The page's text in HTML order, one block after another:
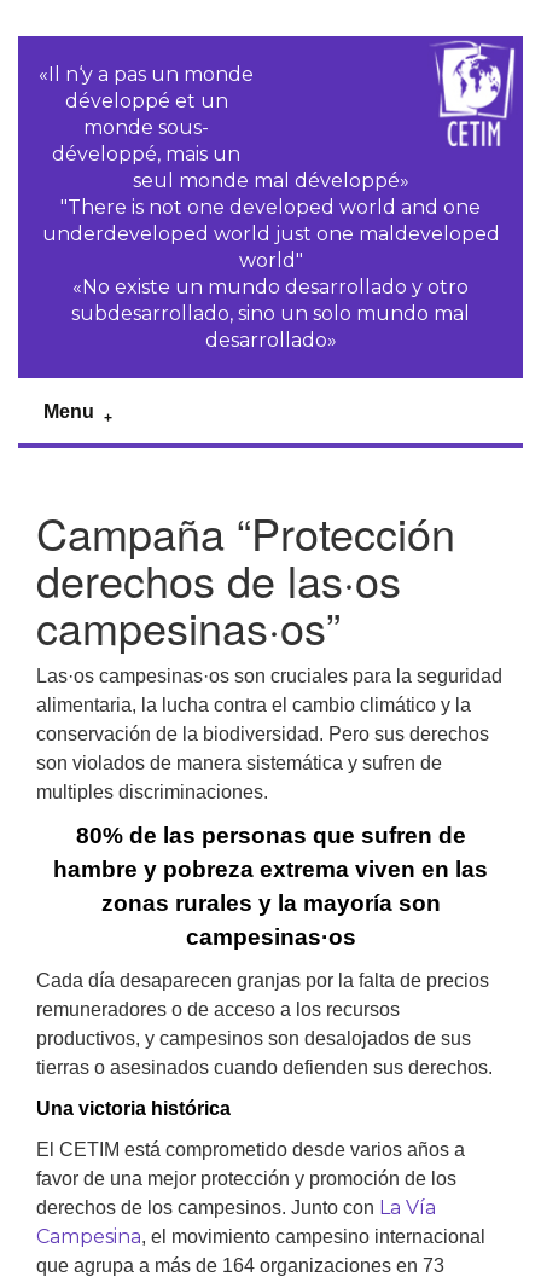
«Il n‘y a pas un monde
développé et un
monde sous-
développé, mais un
seul monde mal développé»
"There is not one developed world and one
underdeveloped world just one maldeveloped
world"
«No existe un mundo desarrollado y otro
subdesarrollado, sino un solo mundo mal
desarrollado»
Menu
Campaña “Protección
derechos de las·os
campesinas·os”
Las·os campesinas·os son cruciales para la seguridad
alimentaria, la lucha contra el cambio climático y la
conservación de la biodiversidad. Pero sus derechos
son violados de manera sistemática y sufren de
multiples discriminaciones.
80% de las personas que sufren de
hambre y pobreza extrema viven en las
zonas rurales y la mayoría son
campesinas·os
Cada día desaparecen granjas por la falta de precios
remuneradores o de acceso a los recursos
productivos, y campesinos son desalojados de sus
tierras o asesinados cuando defienden sus derechos.
Una victoria histórica
El CETIM está comprometido desde varios años a
favor de una mejor protección y promoción de los
derechos de los campesinos. Junto con La Vía
Campesina, el movimiento campesino internacional
que agrupa a más de 164 organizaciones en 73